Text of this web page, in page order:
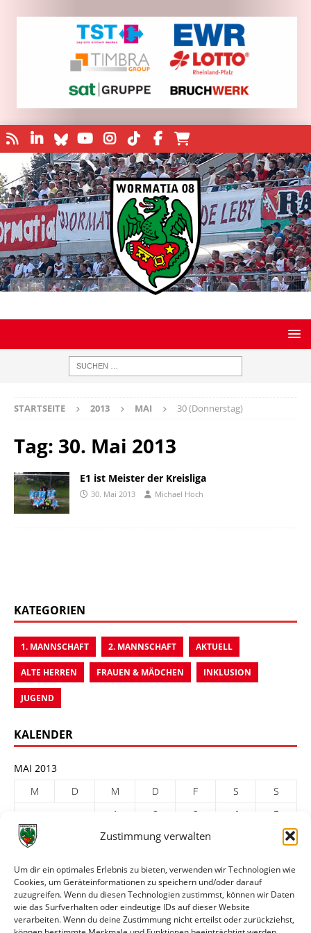
Zustimmung verwalten
Um dir ein optimales Erlebnis zu bieten, verwenden wir Technologien wie
Cookies, um Geräteinformationen zu speichern und/oder darauf
zuzugreifen. Wenn du diesen Technologien zustimmst, können wir Daten
wie das Surfverhalten oder eindeutige IDs auf dieser Website
verarbeiten. Wenn du deine Zustimmung nicht erteilst oder zurückziehst,
STARTSEITE 2013 MAI 30 (Donnerstag)
Tag: 30. Mai 2013
E1 ist Meister der Kreisliga
30. Mai 2013 Michael Hoch
KATEGORIEN
1. MANNSCHAFT 2. MANNSCHAFT AKTUELL
ALTE HERREN FRAUEN & MÄDCHEN INKLUSION
JUGEND
KALENDER
MAI 2013
M
D M D F S
S
1
2 3 4
5
6
8 9 10
20
21 22 23 24 25
27
28 29 30
31
« Apr.
Juni »